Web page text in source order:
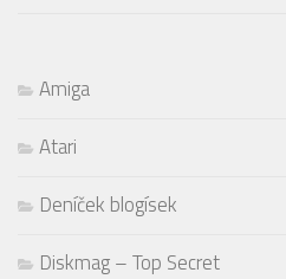
Amiga
Atari
Deníček blogísek
Diskmag – Top Secret